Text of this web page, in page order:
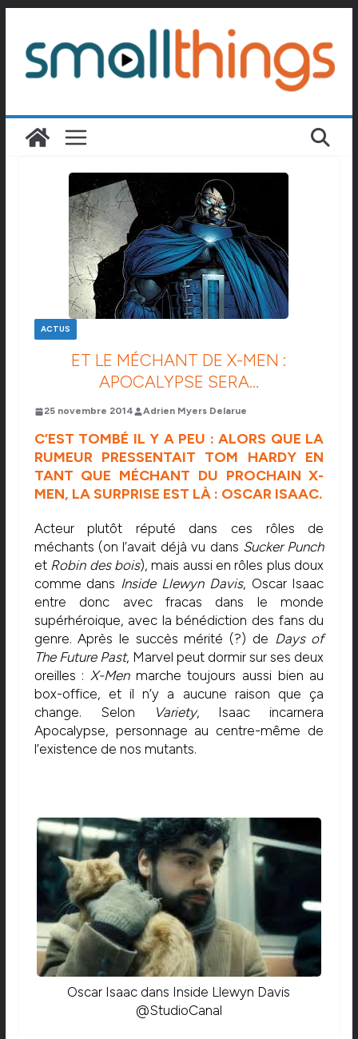
contenu
ACTUS
ET LE MÉCHANT DE X-MEN :
APOCALYPSE SERA…
25 novembre 2014 Adrien Myers Delarue
C’EST TOMBÉ IL Y A PEU : ALORS QUE LA
RUMEUR PRESSENTAIT TOM HARDY EN
TANT QUE MÉCHANT DU PROCHAIN X-
MEN, LA SURPRISE EST LÀ : OSCAR ISAAC.
Acteur plutôt réputé dans ces rôles de
méchants (on l’avait déjà vu dans Sucker Punch
et Robin des bois), mais aussi en rôles plus doux
comme dans Inside Llewyn Davis, Oscar Isaac
entre donc avec fracas dans le monde
supérhéroique, avec la bénédiction des fans du
genre. Après le succès mérité (?) de Days of
The Future Past, Marvel peut dormir sur ses deux
oreilles :X-Menmarche toujours aussi bien au
box-office, et il n’y a aucune raison que ça
change. Selon
Variety, Isaac incarnera
Apocalypse, personnage au centre-même de
l’existence de nos mutants.
Oscar Isaac dans Inside Llewyn Davis
@StudioCanal